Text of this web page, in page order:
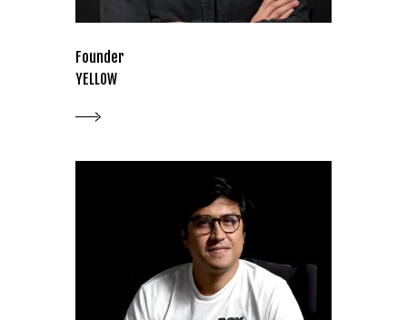
Founder
YELLOW